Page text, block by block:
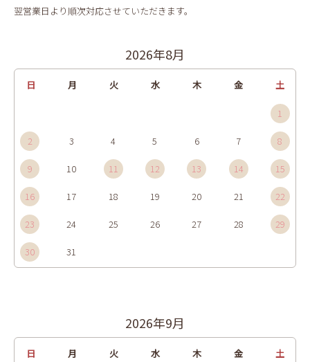
翌営業日より順次対応させていただきます。
2026年8月
日 月 火 水 木 金 土
1
2 3 4 5 6 7 8
9 10 11 12 13 14 15
16 17 18 19 20 21 22
23 24 25 26 27 28 29
30 31
2026年9月
日 月 火 水 木 金 土